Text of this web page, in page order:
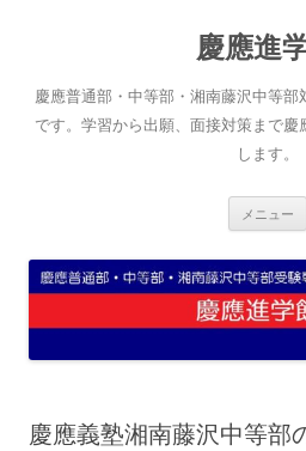
へ
ス
キ
慶應進
慶應普通部・中等部・湘南藤沢中等
です。学習から出願、面接対策まで
します。
メニュー
慶應義塾湘南藤沢中等部